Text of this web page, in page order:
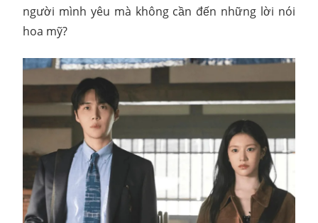
người mình yêu mà không cần đến những lời nói
hoa mỹ?